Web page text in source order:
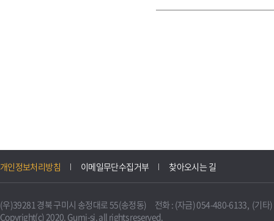
개인정보처리방침 이메일무단수집거부 찾아오시는 길
(우)39281 경북 구미시 송정대로 55(송정동) 전화 : (자금) 054-480-6133, (기타
Copyright(c) 2020. Gumi-si. all rights reserved.